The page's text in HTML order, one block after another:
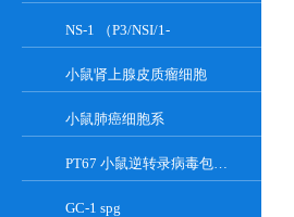
NS-1 （P3/NSI/1-
小鼠肾上腺皮质瘤细胞
小鼠肺癌细胞系
PT67 小鼠逆转录病毒包装细胞系
GC-1 spg